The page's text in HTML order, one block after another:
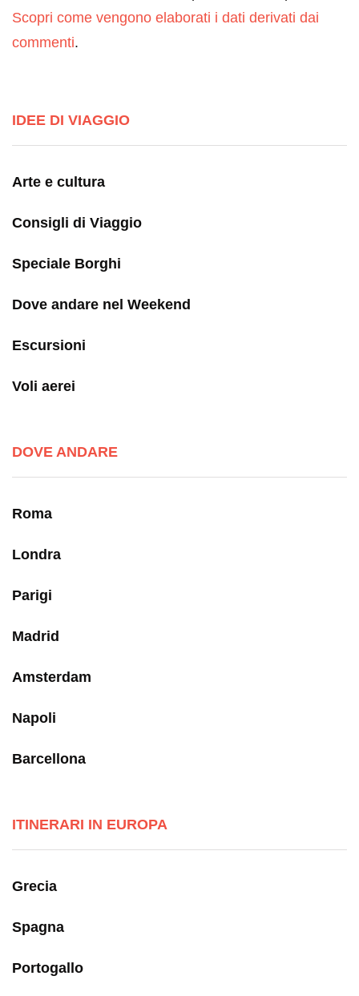
Scopri come vengono elaborati i dati derivati dai
commenti.
IDEE DI VIAGGIO
Arte e cultura
Consigli di Viaggio
Speciale Borghi
Dove andare nel Weekend
Escursioni
Voli aerei
DOVE ANDARE
Roma
Londra
Parigi
Madrid
Amsterdam
Napoli
Barcellona
ITINERARI IN EUROPA
Grecia
Spagna
Portogallo